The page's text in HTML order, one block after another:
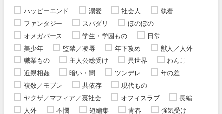
ハッピーエンド 溺愛 社会人
執着
ファンタジー
スパダリ
ほのぼの
オメガバース
学生・学園もの
日常
美少年
監禁／凌辱 年下攻め
獣人／人外
職業もの
主人公総受け 異世界
わんこ
近親相姦
暗い・闇 ツンデレ
年の差
複数／モブレ
共依存
現代もの
ヤクザ／マフィア／裏社会
オフィスラブ
長編
人外
不憫 短編集 青春
強気受け